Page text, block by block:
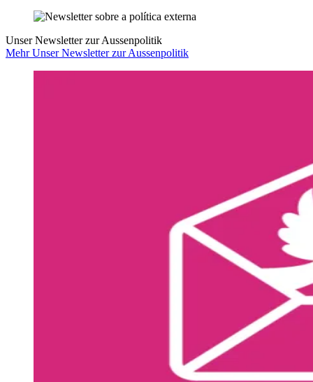
Unser Newsletter zur Aussenpolitik
Mehr Unser Newsletter zur Aussenpolitik